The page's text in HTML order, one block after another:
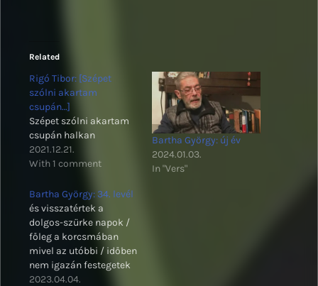
Related
Rigó Tibor: [Szépet
szólni akartam
csupán…]
Szépet szólni akartam
csupán halkan
2021.12.21.
With 1 comment
Bartha György: új év
2024.01.03.
In "Vers"
Bartha György: 34. levél
és visszatértek a
dolgos-szürke napok /
főleg a korcsmában
mivel az utóbbi / időben
nem igazán festegetek
azaz csupán /
2023.04.04.